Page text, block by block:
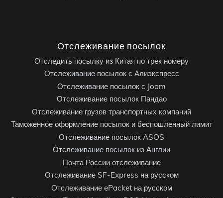
Отслеживание посылок
Отследить посылку из Китая по трек номеру
Отслеживание посылок с Алиэкспресс
Отслеживание посылок с Joom
Отслеживание посылок Пандао
Отслеживание грузов транспортных компаний
Таможенное оформление посылок и беспошленный лимит
Отслеживание посылок ASOS
Отслеживание посылок из Англии
Почта России отслеживание
Отслеживание SF-Express на русском
Отслеживание ePacket на русском